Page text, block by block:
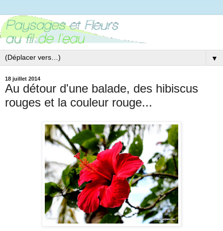
▼
18 juillet 2014
Au détour d'une balade, des hibiscus
rouges et la couleur rouge...